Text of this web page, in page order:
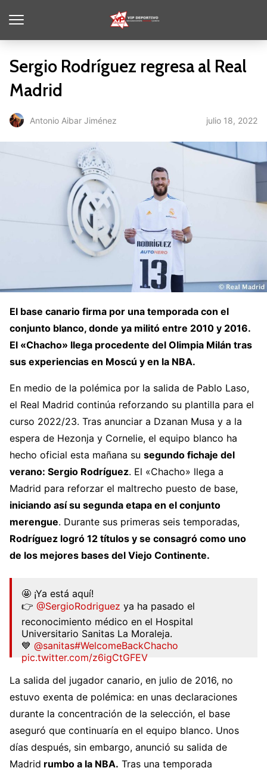
Sergio Rodríguez regresa al Real
Madrid
Antonio Aibar Jiménez julio 18, 2022
El base canario firma por una temporada con el
conjunto blanco, donde ya militó entre 2010 y 2016.
El «Chacho» llega procedente del Olimpia Milán tras
sus experiencias en Moscú y en la NBA.
En medio de la polémica por la salida de Pablo Laso,
el Real Madrid continúa reforzando su plantilla para el
curso 2022/23. Tras anunciar a Dzanan Musa y a la
espera de Hezonja y Cornelie, el equipo blanco ha
hecho oficial esta mañana su segundo fichaje del
verano: Sergio Rodríguez. El «Chacho» llega a
Madrid para reforzar el maltrecho puesto de base,
iniciando así su segunda etapa en el conjunto
merengue. Durante sus primeras seis temporadas,
Rodríguez logró 12 títulos y se consagró como uno
de los mejores bases del Viejo Continente.
🤩 ¡Ya está aquí!
👉 @SergioRodriguez ya ha pasado el
reconocimiento médico en el Hospital
Universitario Sanitas La Moraleja.
💙 @sanitas#WelcomeBackChacho
pic.twitter.com/z6igCtGFEV
— Real Madrid Basket (@RMBaloncesto)July 18,
2022
La salida del jugador canario, en julio de 2016, no
estuvo exenta de polémica: en unas declaraciones
durante la concentración de la selección, el base
aseguró que continuaría en el equipo blanco. Unos
días después, sin embargo, anunció su salida de
Madrid rumbo a la NBA. Tras una temporada